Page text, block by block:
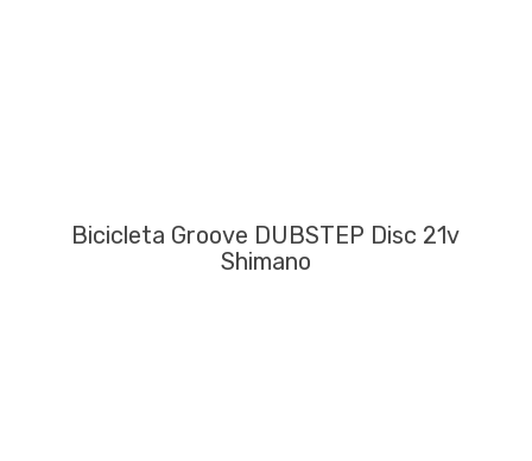
Bicicleta Groove DUBSTEP Disc 21v
Shimano